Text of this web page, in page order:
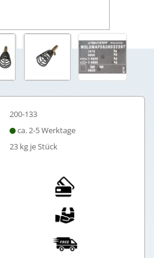
200-133
ca. 2-5 Werktage
23kg je Stück